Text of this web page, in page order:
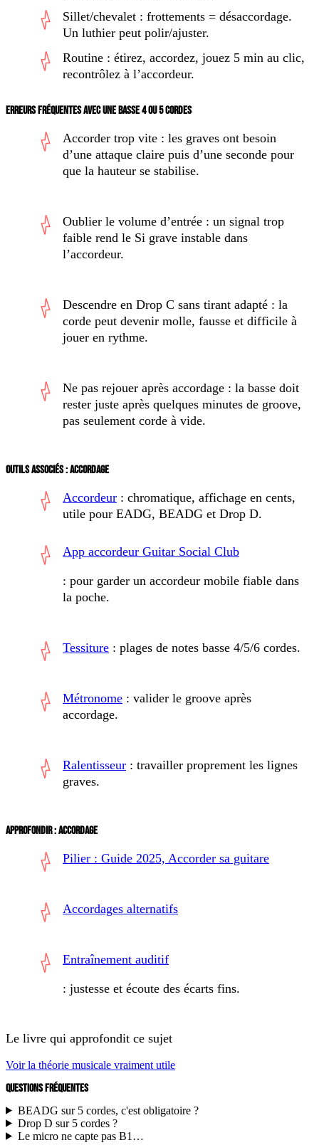
Sillet/chevalet : frottements = désaccordage.
Un luthier peut polir/ajuster.
Routine : étirez, accordez, jouez 5 min au clic,
recontrôlez à l’accordeur.
ERREURS FRÉQUENTES AVEC UNE BASSE 4 OU 5 CORDES
Accorder trop vite : les graves ont besoin
d’une attaque claire puis d’une seconde pour
que la hauteur se stabilise.
Oublier le volume d’entrée : un signal trop
faible rend le Si grave instable dans
l’accordeur.
Descendre en Drop C sans tirant adapté : la
corde peut devenir molle, fausse et difficile à
jouer en rythme.
Ne pas rejouer après accordage : la basse doit
rester juste après quelques minutes de groove,
pas seulement corde à vide.
OUTILS ASSOCIÉS : ACCORDAGE
Accordeur : chromatique, affichage en cents,
utile pour EADG, BEADG et Drop D.
App accordeur Guitar Social Club
: pour garder un accordeur mobile fiable dans
la poche.
Tessiture : plages de notes basse 4/5/6 cordes.
Métronome : valider le groove après
accordage.
Ralentisseur : travailler proprement les lignes
graves.
APPROFONDIR : ACCORDAGE
Pilier : Guide 2025, Accorder sa guitare
Accordages alternatifs
Entraînement auditif
: justesse et écoute des écarts fins.
Le livre qui approfondit ce sujet
Voir la théorie musicale vraiment utile
QUESTIONS FRÉQUENTES
BEADG sur 5 cordes, c'est obligatoire ?
Drop D sur 5 cordes ?
Le micro ne capte pas B1…